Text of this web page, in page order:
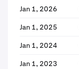
Jan 1, 2026
Jan 1, 2025
Jan 1, 2024
Jan 1, 2023